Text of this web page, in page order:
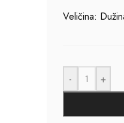
Veličina:
- +